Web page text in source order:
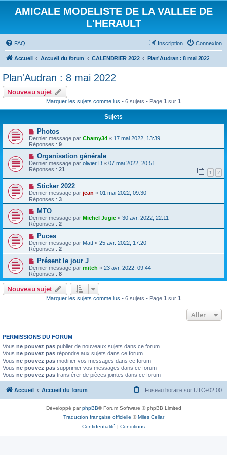
AMICALE MODELISTE DE LA VALLEE DE
L'HERAULT
FAQ Connexion
Inscription
Accueil Accueil du forum CALENDRIER 2022 Plan'Audran : 8 mai 2022
Plan'Audran : 8 mai 2022
Nouveau sujet
Marquer les sujets comme lus • 6 sujets • Page 1 sur 1
Sujets
Photos
Dernier message par Chamy34 « 17 mai 2022, 13:39
Réponses : 9
Organisation générale
Dernier message par olivier D « 07 mai 2022, 20:51
Réponses : 21 1 2
Sticker 2022
Dernier message par jean « 01 mai 2022, 09:30
Réponses : 3
MTO
Dernier message par Michel Jugie « 30 avr. 2022, 22:11
Réponses : 2
Puces
Dernier message par Matt « 25 avr. 2022, 17:20
Réponses : 2
Présent le jour J
Dernier message par mitch « 23 avr. 2022, 09:44
Réponses : 8
Nouveau sujet
Marquer les sujets comme lus • 6 sujets • Page 1 sur 1
Aller
PERMISSIONS DU FORUM
Vous ne pouvez pas publier de nouveaux sujets dans ce forum
Vous ne pouvez pas répondre aux sujets dans ce forum
Vous ne pouvez pas modifier vos messages dans ce forum
Vous ne pouvez pas supprimer vos messages dans ce forum
Vous ne pouvez pas transférer de pièces jointes dans ce forum
Accueil Accueil du forum Fuseau horaire sur UTC+02:00
Développé parphpBB® Forum Software © phpBB Limited
Traduction française officielle ©Miles Cellar
Confidentialité | Conditions